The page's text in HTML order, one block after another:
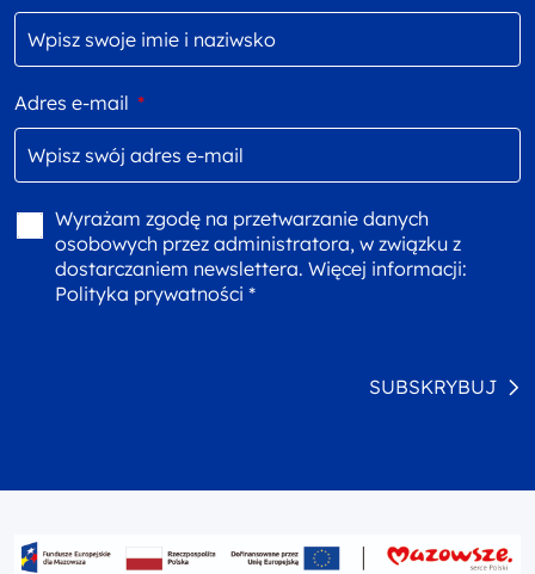
Adres e-mail *
Wyrażam zgodę na przetwarzanie danych
osobowych przez administratora, w związku z
dostarczaniem newslettera. Więcej informacji:
Polityka prywatności *
SUBSKRYBUJ